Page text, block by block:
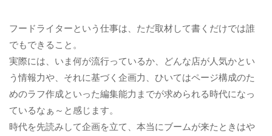
フードライターという仕事は、ただ取材して書くだけでは誰
でもできること。
実際には、いま何が流行っているか、どんな店が人気かとい
う情報力や、それに基づく企画力、ひいてはページ構成のた
めのラフ作成といった編集能力までが求められる時代になっ
ているなぁ～と感じます。
時代を先読みして企画を立て、本当にブームが来たときはや